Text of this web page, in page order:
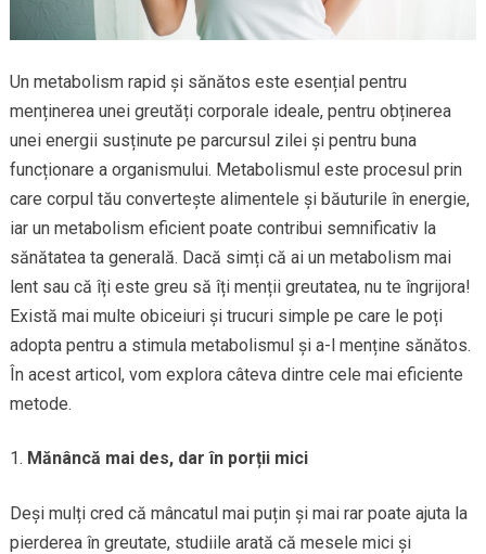
Un metabolism rapid și sănătos este esențial pentru
menținerea unei greutăți corporale ideale, pentru obținerea
unei energii susținute pe parcursul zilei și pentru buna
funcționare a organismului. Metabolismul este procesul prin
care corpul tău convertește alimentele și băuturile în energie,
iar un metabolism eficient poate contribui semnificativ la
sănătatea ta generală. Dacă simți că ai un metabolism mai
lent sau că îți este greu să îți menții greutatea, nu te îngrijora!
Există mai multe obiceiuri și trucuri simple pe care le poți
adopta pentru a stimula metabolismul și a-l menține sănătos.
În acest articol, vom explora câteva dintre cele mai eficiente
metode.
Mănâncă mai des, dar în porții mici
Deși mulți cred că mâncatul mai puțin și mai rar poate ajuta la
pierderea în greutate, studiile arată că mesele mici și